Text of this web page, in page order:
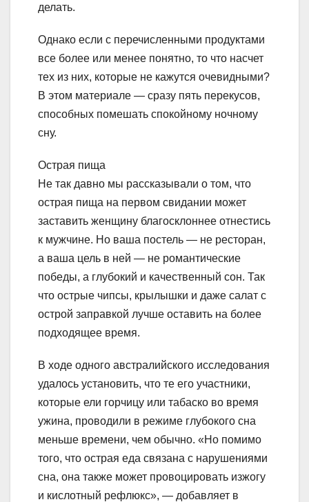
делать.
Однако если с перечисленными продуктами
все более или менее понятно, то что насчет
тех из них, которые не кажутся очевидными?
В этом материале — сразу пять перекусов,
способных помешать спокойному ночному
сну.
Острая пища
Не так давно мы рассказывали о том, что
острая пища на первом свидании может
заставить женщину благосклоннее отнестись
к мужчине. Но ваша постель — не ресторан,
а ваша цель в ней — не романтические
победы, а глубокий и качественный сон. Так
что острые чипсы, крылышки и даже салат с
острой заправкой лучше оставить на более
подходящее время.
В ходе одного австралийского исследования
удалось установить, что те его участники,
которые ели горчицу или табаско во время
ужина, проводили в режиме глубокого сна
меньше времени, чем обычно. «Но помимо
того, что острая еда связана с нарушениями
сна, она также может провоцировать изжогу
и кислотный рефлюкс», — добавляет в